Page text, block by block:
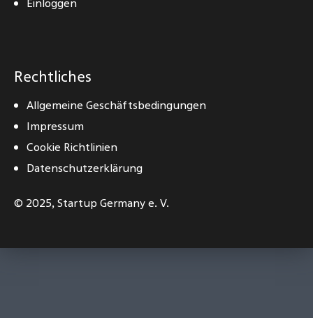
Einloggen
Rechtliches
Allgemeine Geschäftsbedingungen
Impressum
Cookie Richtlinien
Datenschutzerklärung
© 2025,Startup Germany e. V.